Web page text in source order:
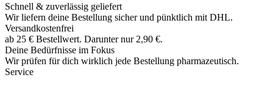
Schnell & zuverlässig geliefert
Wir liefern deine Bestellung sicher und pünktlich mit DHL.
Versandkostenfrei
ab 25 € Bestellwert. Darunter nur 2,90 €.
Deine Bedürfnisse im Fokus
Wir prüfen für dich wirklich jede Bestellung pharmazeutisch.
Service